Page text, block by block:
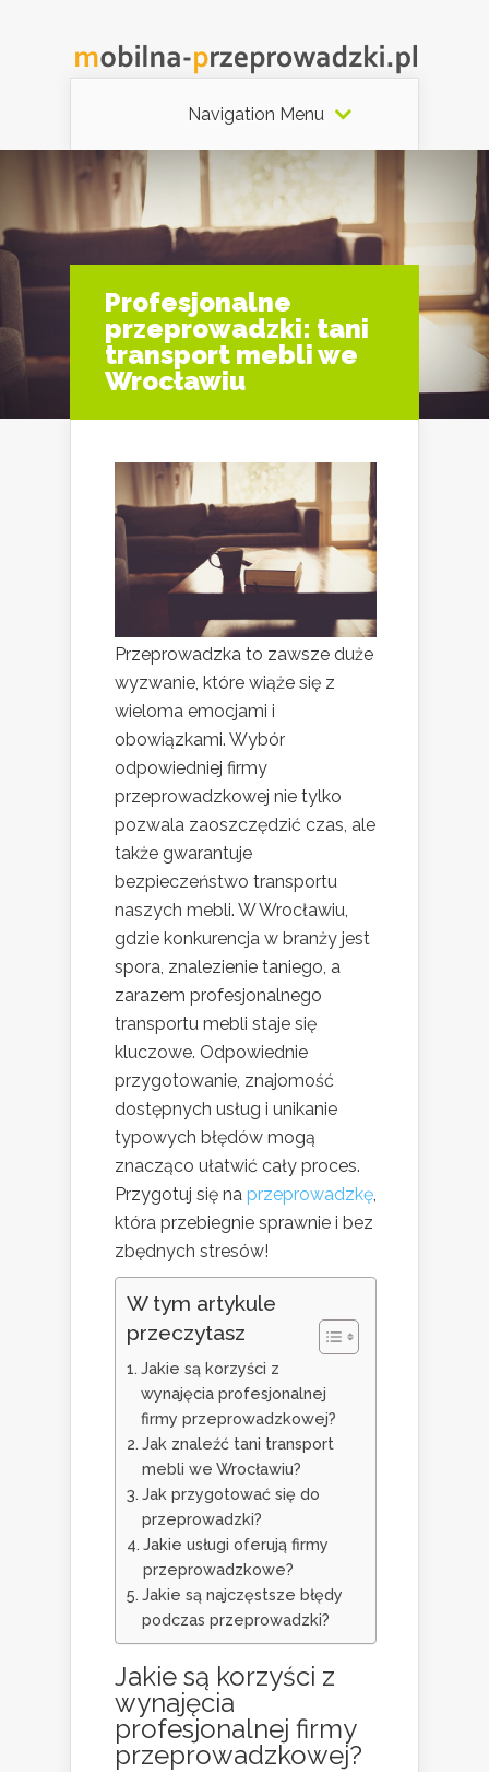
Navigation Menu
Profesjonalne
przeprowadzki: tani
transport mebli we
Wrocławiu
Przeprowadzka to zawsze duże
wyzwanie, które wiąże się z
wieloma emocjami i
obowiązkami. Wybór
odpowiedniej firmy
przeprowadzkowej nie tylko
pozwala zaoszczędzić czas, ale
także gwarantuje
bezpieczeństwo transportu
naszych mebli. W Wrocławiu,
gdzie konkurencja w branży jest
spora, znalezienie taniego, a
zarazem profesjonalnego
transportu mebli staje się
kluczowe. Odpowiednie
przygotowanie, znajomość
dostępnych usług i unikanie
typowych błędów mogą
znacząco ułatwić cały proces.
Przygotuj się na przeprowadzkę
która przebiegnie sprawnie i bez
zbędnych stresów!
W tym artykule
przeczytasz
Jakie są korzyści z
wynajęcia profesjonalnej
firmy przeprowadzkowej?
Jak znaleźć tani transport
mebli we Wrocławiu?
Jak przygotować się do
przeprowadzki?
Jakie usługi oferują firmy
przeprowadzkowe?
Jakie są najczęstsze błędy
podczas przeprowadzki?
Jakie są korzyści z
wynajęcia
profesjonalnej firmy
przeprowadzkowej?